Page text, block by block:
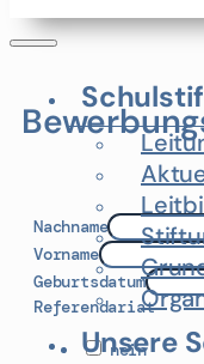
Unsere
Nachname
Vorname
Geburtsdatum
Referendariat
nein